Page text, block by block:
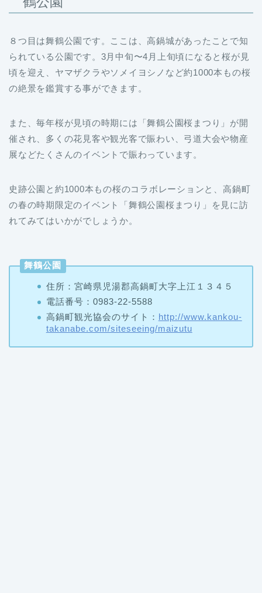
８つ目は舞鶴公園です。ここは、高鍋城があったことで知
られている公園です。3月中旬〜4月上旬頃になると桜が見
頃を迎え、ヤマザクラやソメイヨシノなど約1000本もの桜
の絶景を鑑賞する事ができます。
また、毎年桜が見頃の時期には「舞鶴公園桜まつり」が開
催され、多くの花見客や観光客で賑わい、弓道大会や物産
展などたくさんのイベントで賑わっています。
史跡公園と約1000本もの桜のコラボレーションと、高鍋町
の春の時期限定のイベント「舞鶴公園桜まつり」を見に訪
れてみてはいかがでしょうか。
舞鶴公園
住所：宮崎県児湯郡高鍋町大字上江１３４５
電話番号：0983-22-5588
高鍋町観光協会のサイト： http://www.kankou-
takanabe.com/siteseeing/maizutu